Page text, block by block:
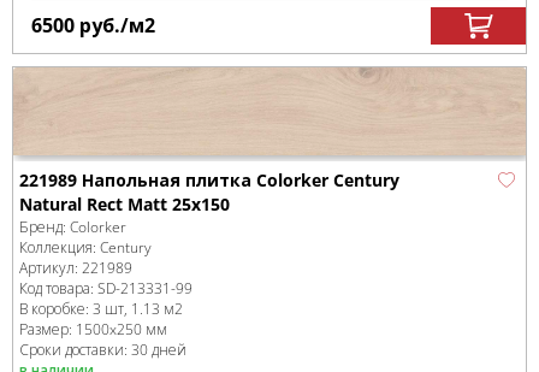
6500 руб./м2
221989 Напольная плитка Colorker Century
Natural Rect Matt 25x150
Бренд: Colorker
Коллекция: Century
Артикул: 221989
Код товара: SD-213331-99
В коробке: 3 шт, 1.13 м2
Размер: 1500x250 мм
Сроки доставки: 30 дней